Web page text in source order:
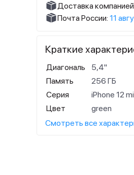
Доставка
Почта России: 11
Краткие
Диагональ
5,4"
Память
256 ГБ
Серия
iPhone 12
Цвет
green
Смотреть все